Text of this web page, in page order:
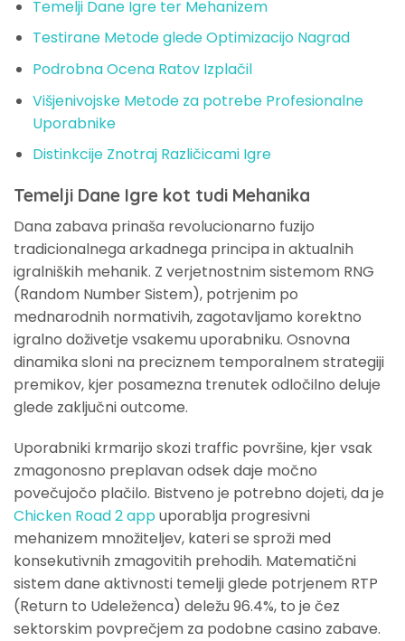
Temelji Dane Igre ter Mehanizem
Testirane Metode glede Optimizacijo Nagrad
Podrobna Ocena Ratov Izplačil
Višjenivojske Metode za potrebe Profesionalne
Uporabnike
Distinkcije Znotraj Različicami Igre
Temelji Dane Igre kot tudi Mehanika
Dana zabava prinaša revolucionarno fuzijo
tradicionalnega arkadnega principa in aktualnih
igralniških mehanik. Z verjetnostnim sistemom RNG
(Random Number Sistem), potrjenim po
mednarodnih normativih, zagotavljamo korektno
igralno doživetje vsakemu uporabniku. Osnovna
dinamika sloni na preciznem temporalnem strategiji
premikov, kjer posamezna trenutek odločilno deluje
glede zaključni outcome.
Uporabniki krmarijo skozi traffic površine, kjer vsak
zmagonosno preplavan odsek daje močno
povečujočo plačilo. Bistveno je potrebno dojeti, da je
Chicken Road 2 appuporablja progresivni
mehanizem množiteljev, kateri se sproži med
konsekutivnih zmagovitih prehodih. Matematični
sistem dane aktivnosti temelji glede potrjenem RTP
(Return to Udeleženca) deležu 96.4%, to je čez
sektorskim povprečjem za podobne casino zabave.